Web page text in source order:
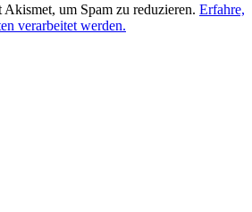
um Spam zu reduzieren. Erfahre,
verarbeitet werden.